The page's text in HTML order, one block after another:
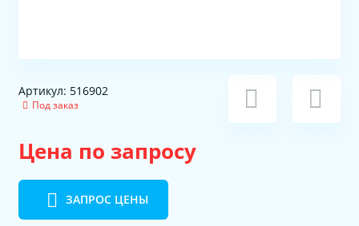
Артикул: 516902
Под заказ
Цена по запросу
ЗАПРОС ЦЕНЫ